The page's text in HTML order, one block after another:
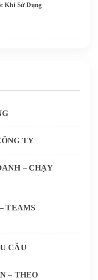
Khi Sử Dụng
TY
– CHẠY
TEAMS
CẦU
– THEO